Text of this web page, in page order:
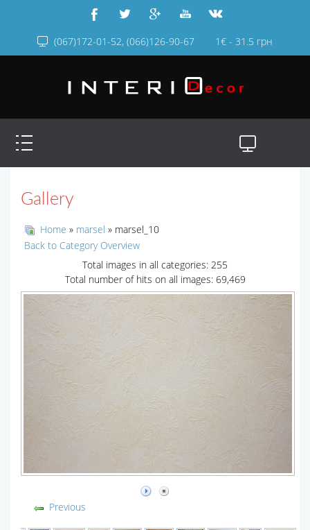
(067)172-01-52, (066)126-90-67 1€ - 31.5 грн
Gallery
Home » marsel » marsel_10
Back to Category Overview
Total images in all categories: 255
Total number of hits on all images: 69,469
Previous